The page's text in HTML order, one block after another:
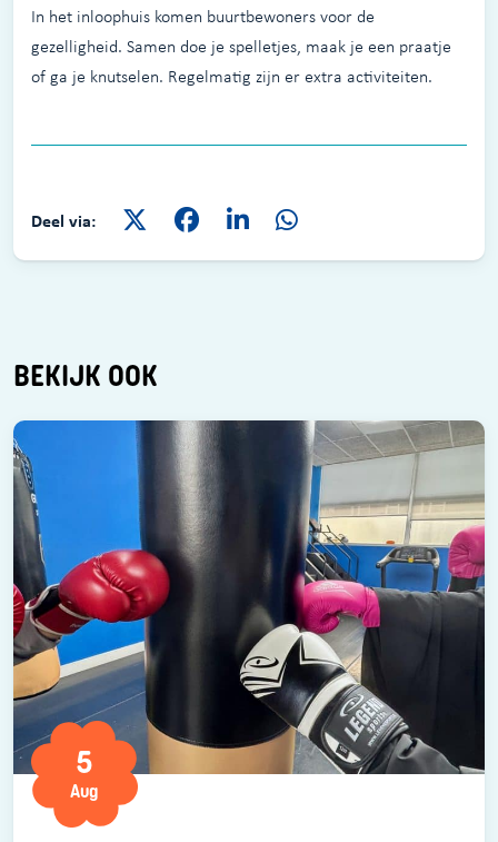
In het inloophuis komen buurtbewoners voor de
gezelligheid. Samen doe je spelletjes, maak je een praatje
of ga je knutselen. Regelmatig zijn er extra activiteiten.
Deel via:
BEKIJK OOK
5
Aug